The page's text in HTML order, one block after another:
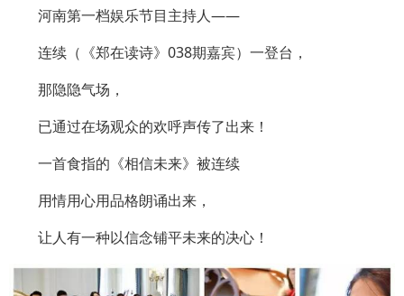
河南第一档娱乐节目主持人——
连续（《郑在读诗》038期嘉宾）一登台，
那隐隐气场，
已通过在场观众的欢呼声传了出来！
一首食指的《相信未来》被连续
用情用心用品格朗诵出来，
让人有一种以信念铺平未来的决心！